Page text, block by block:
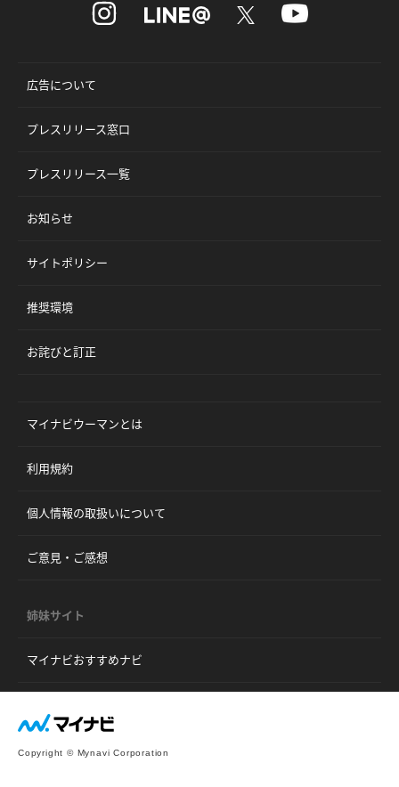
広告について
プレスリリース窓口
プレスリリース一覧
お知らせ
サイトポリシー
推奨環境
お詫びと訂正
マイナビウーマンとは
利用規約
個人情報の取扱いについて
ご意見・ご感想
姉妹サイト
マイナビおすすめナビ
Copyright © Mynavi Corporation